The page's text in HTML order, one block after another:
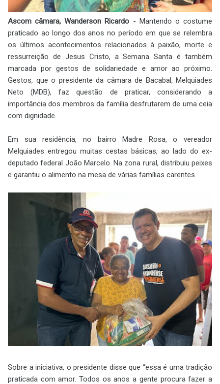
Ascom câmara, Wanderson Ricardo - Mantendo o costume
praticado ao longo dos anos no período em que se relembra
os últimos acontecimentos relacionados à paixão, morte e
ressurreição de Jesus Cristo, a Semana Santa é também
marcada por gestos de solidariedade e amor ao próximo.
Gestos, que o presidente da câmara de Bacabal, Melquiades
Neto (MDB), faz questão de praticar, considerando a
importância dos membros da família desfrutarem de uma ceia
com dignidade.
Em sua residência, no bairro Madre Rosa, o vereador
Melquiades entregou muitas cestas básicas, ao lado do ex-
deputado federal João Marcelo. Na zona rural, distribuiu peixes
e garantiu o alimento na mesa de várias famílias carentes.
Sobre a iniciativa, o presidente disse que “essa é uma tradição
praticada com amor. Todos os anos a gente procura fazer a